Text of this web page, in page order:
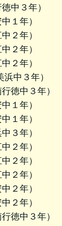
徳中３年）
中１年）
中２年）
中２年）
中２年）
浜中３年）
行徳中３年）
中１年）
中１年）
中３年）
中２年）
中２年）
中２年）
中２年）
中２年）
行徳中３年）